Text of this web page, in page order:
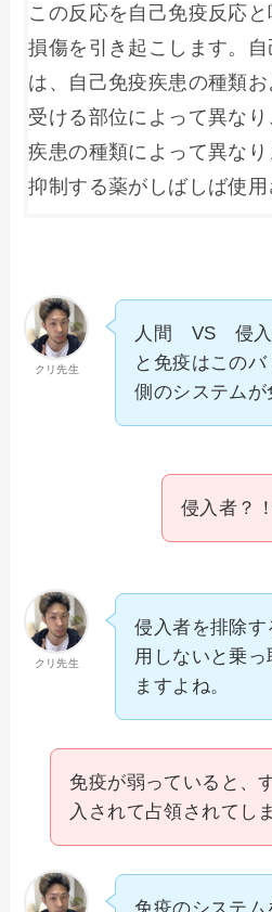
この反応を自己免疫反応
損傷を引き起こします。
は、自己免疫疾患の種類
受ける部位によって異な
疾患の種類によって異な
抑制する薬がしばしば使用
クリ先生
人間 VS 侵入
と免疫はこの
側のシステムが
侵入者？
クリ先生
侵入者を排除
用しないと乗
ますよね。
免疫が弱っていると、
入されて占領されてし